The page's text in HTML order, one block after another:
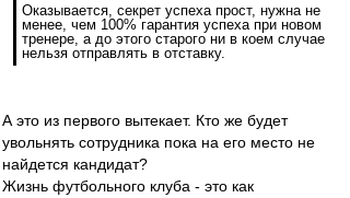
Оказывается, секрет успеха прост, нужна не
менее, чем 100% гарантия успеха при новом
тренере, а до этого старого ни в коем случае
нельзя отправлять в отставку.
А это из первого вытекает. Кто же будет
увольнять сотрудника пока на его место не
найдется кандидат?
Жизнь футбольного клуба - это как